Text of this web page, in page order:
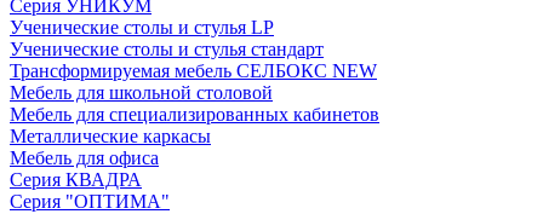
Серия УНИКУМ
Ученические столы и стулья LP
Ученические столы и стулья стандарт
Трансформируемая мебель СЕЛБОКС NEW
Мебель для школьной столовой
Мебель для специализированных кабинетов
Металлические каркасы
Мебель для офиса
Серия КВАДРА
Серия "ОПТИМА"